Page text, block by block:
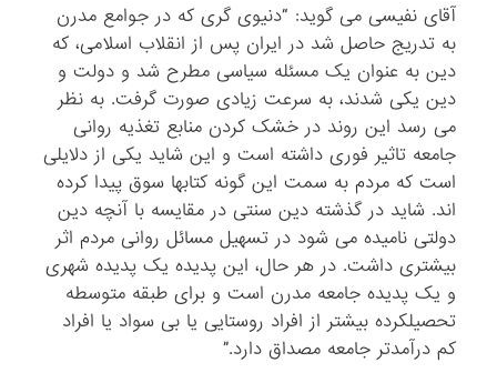
آقای نفیسی می گوید: “دنیوی گری که در جوامع مدرن
به تدریج حاصل شد در ایران پس از انقلاب اسلامی، که
دین به عنوان یک مسئله سیاسی مطرح شد و دولت و
دین یکی شدند، به سرعت زیادی صورت گرفت. به نظر
می رسد این روند در خشک کردن منابع تغذیه روانی
جامعه تاثیر فوری داشته است و این شاید یکی از دلایلی
است که مردم به سمت این گونه کتابها سوق پیدا کرده
اند. شاید در گذشته دین سنتی در مقایسه با آنچه دین
دولتی نامیده می شود در تسهیل مسائل روانی مردم اثر
بیشتری داشت. در هر حال، این پدیده یک پدیده شهری
و یک پدیده جامعه مدرن است و برای طبقه متوسطه
تحصیلکرده بیشتر از افراد روستایی یا بی سواد یا افراد
کم درآمدتر جامعه مصداق دارد.”